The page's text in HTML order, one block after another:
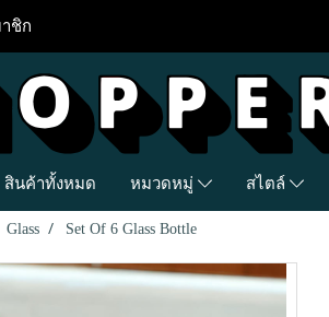
ชิก
สินค้าทั้งหมด หมวดหมู่ สไตล์
Glass Set Of 6 Glass Bottle